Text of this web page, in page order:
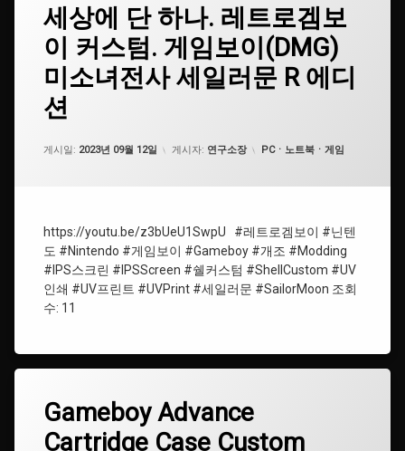
세상에 단 하나. 레트로겜보
이 커스텀. 게임보이(DMG)
미소녀전사 세일러문 R 에디
션
게시일: 2023년 09월 12일
업데이트 날짜: 2024년 03월 21일
게시자: 연구소장 카테고리:
PCㆍ노트북ㆍ게임
https://youtu.be/z3bUeU1SwpU #레트로겜보이 #닌텐
도 #Nintendo #게임보이 #Gameboy #개조 #Modding
#IPS스크린 #IPSScreen #쉘커스텀 #ShellCustom #UV
인쇄 #UV프린트 #UVPrint #세일러문 #SailorMoon 조회
수: 11
#Gameboy
#UVPrint
커
스
세
상
에
단
하
레
트
겜
텀.
게
임
보
이
(DMG)
녀
사
세
일
러
에
댓
글
을
남
세
요.
Gameboy Advance
Cartridge Case Custom
#GameboyAdvance
Gameboy
Advance
Cartridge
에
댓
글